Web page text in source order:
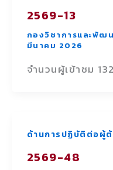
2569-13
กองวิชาการและพัฒ
มีนาคม 2026
จำนวนผู้เข้าชม 132
ด้านการปฏิบัติต่อผู้
2569-48